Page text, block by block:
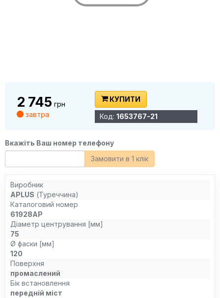
2 745 грн
завтра
КУПИТИ
Код: 1653767-21
Вкажіть Ваш номер телефону
Замовити в 1 клік
Виробник
APLUS (Туреччина)
Каталоговий номер
61928AP
Діаметр центрування [мм]
75
Ø фаски [мм]
120
Поверхня
промаслений
Бік встановлення
передній міст